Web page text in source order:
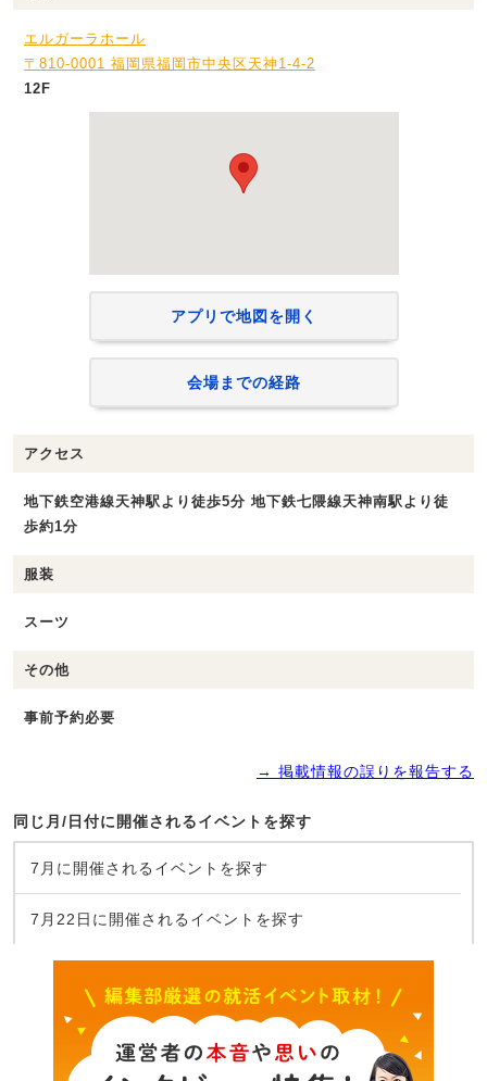
エルガーラホール
〒810-0001 福岡県福岡市中央区天神1-4-2
12F
アプリで地図を開く
会場までの経路
アクセス
地下鉄空港線天神駅より徒歩5分 地下鉄七隈線天神南駅より徒
歩約1分
服装
スーツ
その他
事前予約必要
→ 掲載情報の誤りを報告する
同じ月/日付に開催されるイベントを探す
7月に開催されるイベントを探す
7月22日に開催されるイベントを探す